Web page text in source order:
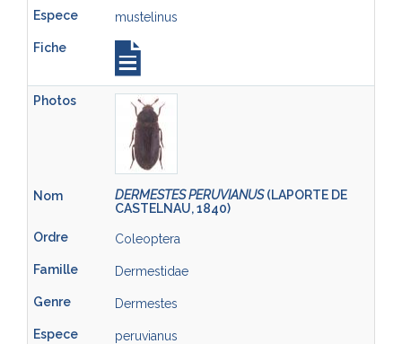
mustelinus
DERMESTES PERUVIANUS(LAPORTE DE
CASTELNAU, 1840)
Coleoptera
Dermestidae
Dermestes
peruvianus